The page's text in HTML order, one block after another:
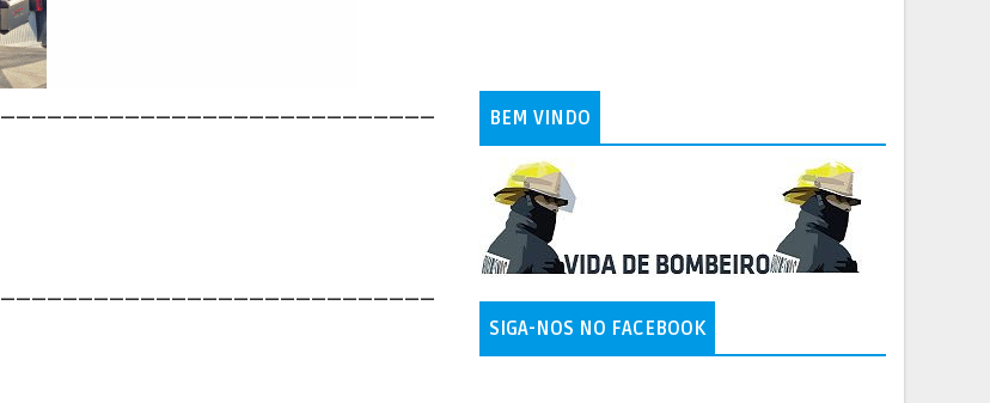
BEM VINDO
SIGA-NOS NO FACEBOOK